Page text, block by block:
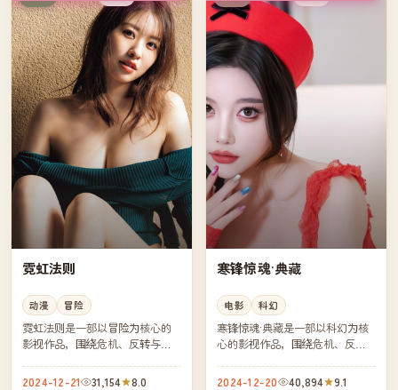
霓虹法则
动漫 冒险
霓虹法则是一部以冒险为核心的
影视作品，围绕危机、反转与人
得推荐观看。
2024-12-21 31,154 8.0
寒锋惊魂·典藏
电影 科幻
寒锋惊魂·典藏是一部以科幻为核
心的影视作品，围绕危机、反转
凑，值得推荐观看。
2024-12-20 40,894 9.1